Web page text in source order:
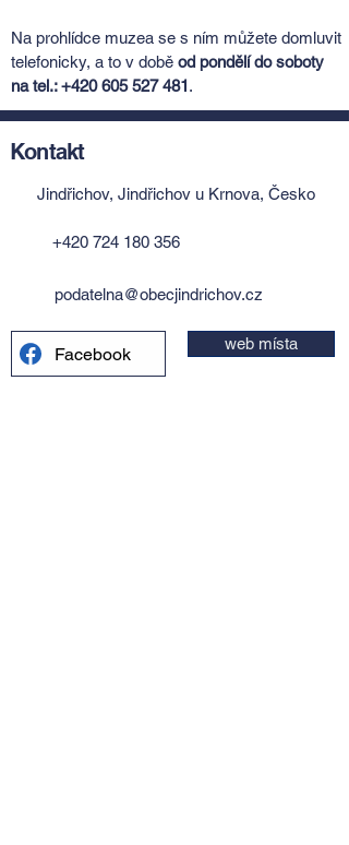
Na prohlídce muzea se s ním můžete domluvit
telefonicky, a to v době od pondělí do soboty
na tel.:+420 605 527 481.
Kontakt
Jindřichov, Jindřichov u Krnova, Česko
+420 724 180 356
podatelna@obecjindrichov.cz
Facebook web místa